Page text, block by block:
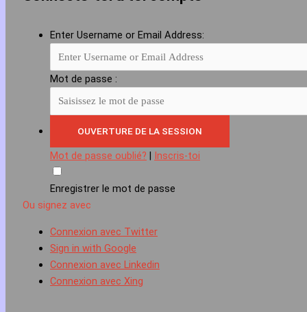
Enter Username or Email Address:
Mot de passe :
Mot de passe oublié? Inscris-toi
Enregistrer le mot de passe
Ou signez avec
Connexion avec Twitter
Sign in with Google
Connexion avec Linkedin
Connexion avec Xing